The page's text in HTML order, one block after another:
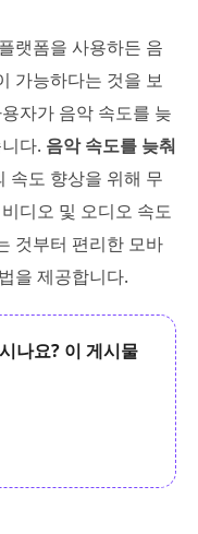
랫폼을 사용하든 음
가능하다는 것을 보
자가 음악 속도를 늦
다. 음악 속도를 늦춰
속도 향상을 위해 무
디오 및 오디오 속도
것부터 편리한 모바
을 제공합니다.
나요? 이 게시물